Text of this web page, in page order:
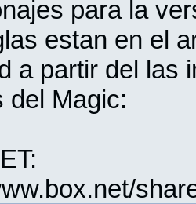
para la
estan en el
a partir del las
del Magic: